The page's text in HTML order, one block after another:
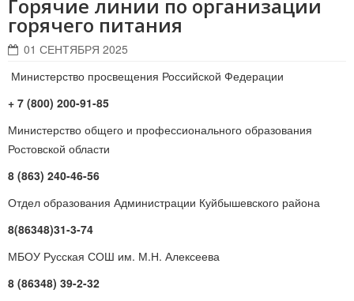
Горячие линии по организации
горячего питания
01 СЕНТЯБРЯ 2025
Министерство просвещения Российской Федерации
+ 7 (800) 200-91-85
Министерство общего и профессионального образования
Ростовской области
8 (863) 240-46-56
Отдел образования Администрации Куйбышевского района
8(86348)31-3-74
МБОУ Русская СОШ им. М.Н. Алексеева
8 (86348) 39-2-32